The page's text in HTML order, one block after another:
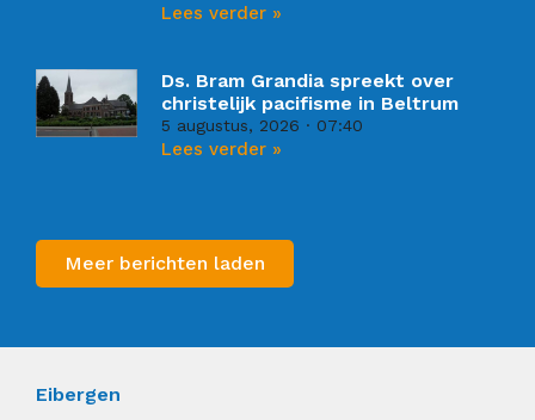
Lees verder »
Ds. Bram Grandia spreekt over
christelijk pacifisme in Beltrum
5 augustus, 2026 07:40
Lees verder »
Meer berichten laden
Eibergen